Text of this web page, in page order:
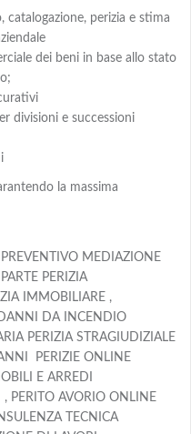
catalogazione, perizia e stima
dei beni in base allo stato
divisioni e successioni
la massima
MEDIAZIONE
PERIZIA
IMMOBILIARE ,
DA INCENDIO
PERIZIA STRAGIUDIZIALE
PERIZIE ONLINE
E ARREDI
PERITO AVORIO ONLINE
TECNICA